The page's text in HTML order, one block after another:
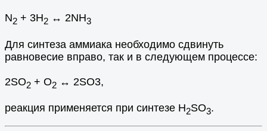
N2 + 3H2 ↔ 2NH3
Для синтеза аммиака необходимо сдвинуть
равновесие вправо, так и в следующем процессе:
2SO2 + O2 ↔ 2SO3,
реакция применяется при синтезе H2SO3.